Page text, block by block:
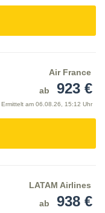
Air France
ab
923 €
Ermittelt am 06.08.26, 15:12 Uhr
LATAM Airlines
ab
938 €